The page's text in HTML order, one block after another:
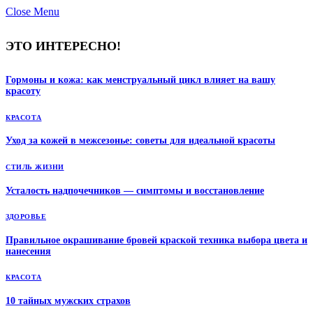
Close Menu
ЭТО ИНТЕРЕСНО!
Гормоны и кожа: как менструальный цикл влияет на вашу
красоту
КРАСОТА
Уход за кожей в межсезонье: советы для идеальной красоты
СТИЛЬ ЖИЗНИ
Усталость надпочечников — симптомы и восстановление
ЗДОРОВЬЕ
Правильное окрашивание бровей краской техника выбора цвета и
нанесения
КРАСОТА
10 тайных мужских страхов